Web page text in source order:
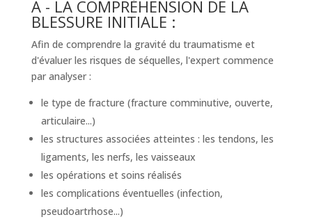
A - LA COMPRÉHENSION DE LA
BLESSURE INITIALE :
Afin de comprendre la gravité du traumatisme et
d'évaluer les risques de séquelles, l'expert commence
par analyser :
le type de fracture (fracture comminutive, ouverte,
articulaire...)
les structures associées atteintes : les tendons, les
ligaments, les nerfs, les vaisseaux
les opérations et soins réalisés
les complications éventuelles (infection,
pseudoartrhose...)